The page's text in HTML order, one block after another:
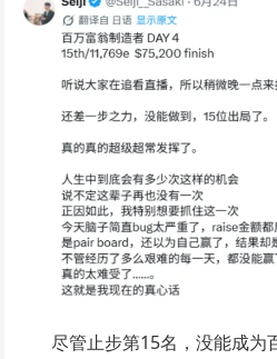
尽管止步第15名，没能成为